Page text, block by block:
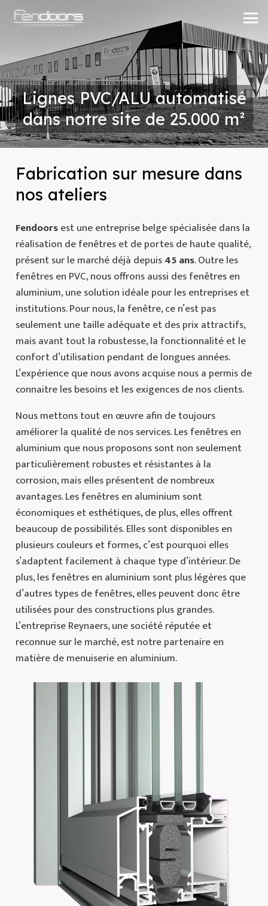
Lignes PVC/ALU automatisé
dans notre site de 25.000 m²
Fabrication sur mesure dans
nos ateliers
Fendoorsest une entreprise belge spécialisée dans la
réalisation de fenêtres et de portes de haute qualité,
présent sur le marché déjà depuis45 ans. Outre les
fenêtres en PVC, nous offrons aussi des fenêtres en
aluminium, une solution idéale pour les entreprises et
institutions. Pour nous, la fenêtre, ce n’est pas
seulement une taille adéquate et des prix attractifs,
mais avant tout la robustesse, la fonctionnalité et le
confort d’utilisation pendant de longues années.
L’expérience que nous avons acquise nous a permis de
connaitre les besoins et les exigences de nos clients.
Nous mettons tout en œuvre afin de toujours
améliorer la qualité de nos services. Les fenêtres en
aluminium que nous proposons sont non seulement
particulièrement robustes et résistantes à la
corrosion, mais elles présentent de nombreux
avantages. Les fenêtres en aluminium sont
économiques et esthétiques, de plus, elles offrent
beaucoup de possibilités. Elles sont disponibles en
plusieurs couleurs et formes, c’est pourquoi elles
s’adaptent facilement à chaque type d’intérieur. De
plus, les fenêtres en aluminium sont plus légères que
d’autres types de fenêtres, elles peuvent donc être
utilisées pour des constructions plus grandes.
L’entreprise Reynaers, une société réputée et
reconnue sur le marché, est notre partenaire en
matière de menuiserie en aluminium.